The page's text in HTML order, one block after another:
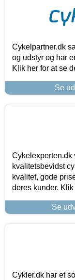
Cykelpartner.dk
og udstyr og har
Klik her for at se
Se
Cykelexperten.dk
kvalitetsbevidst
kvalitet, gode
deres kunder.
Se
Cykler.dk har et